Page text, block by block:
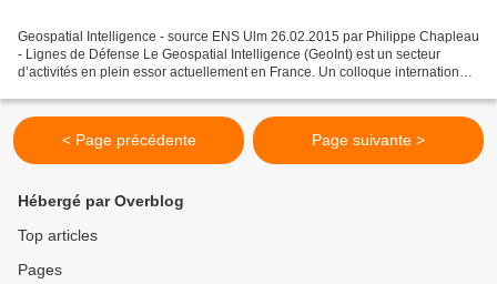
Geospatial Intelligence - source ENS Ulm 26.02.2015 par Philippe Chapleau
- Lignes de Défense Le Geospatial Intelligence (GeoInt) est un secteur
d’activités en plein essor actuellement en France. Un colloque international
< Page précédente Page suivante >
Hébergé par Overblog
Top articles
Pages